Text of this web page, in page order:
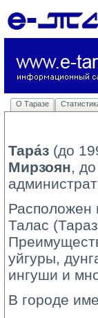
О Таразе
Тара́з (до
Мирзоян,
Расположен
Талас
уйгуры,
ингуши и
В городе